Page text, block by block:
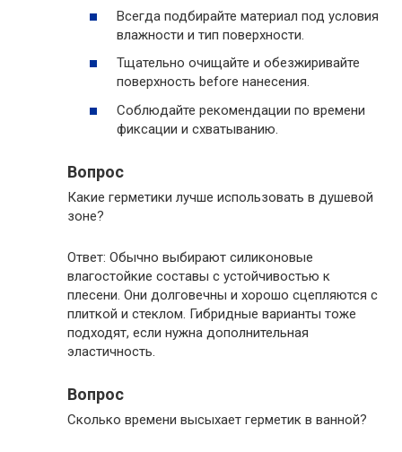
Всегда подбирайте материал под условия
влажности и тип поверхности.
Тщательно очищайте и обезжиривайте
поверхность before нанесения.
Соблюдайте рекомендации по времени
фиксации и схватыванию.
Вопрос
Какие герметики лучше использовать в душевой
зоне?
Ответ: Обычно выбирают силиконовые
влагостойкие составы с устойчивостью к
плесени. Они долговечны и хорошо сцепляются с
плиткой и стеклом. Гибридные варианты тоже
подходят, если нужна дополнительная
эластичность.
Вопрос
Сколько времени высыхает герметик в ванной?